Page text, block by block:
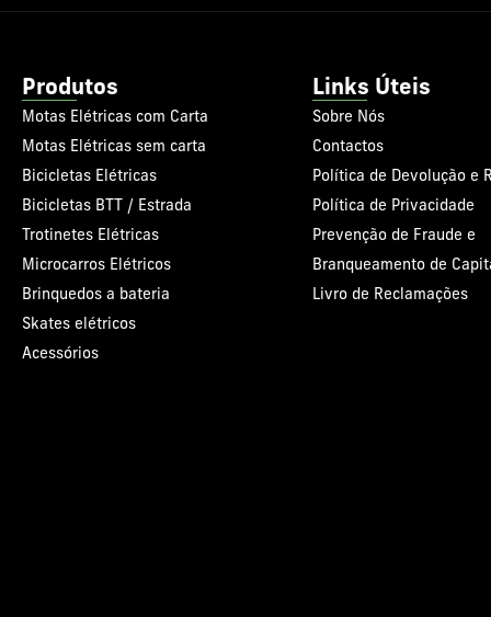
Produtos
Motas Elétricas com Carta
Motas Elétricas sem carta
Bicicletas Elétricas
Bicicletas BTT / Estrada
Trotinetes Elétricas
Microcarros Elétricos
Brinquedos a bateria
Skates elétricos
Acessórios
Links Úteis
Sobre Nós
Contactos
Política de Devolução e
Política de Privacidade
Prevenção de Fraude e
Branqueamento de
Livro de Reclamações